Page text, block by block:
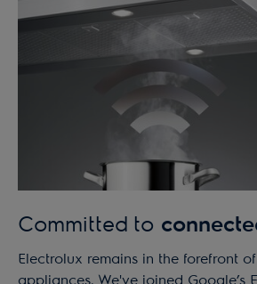
Committed to
Electrolux remains in the forefront of connected
appliances. We've joined Google’s